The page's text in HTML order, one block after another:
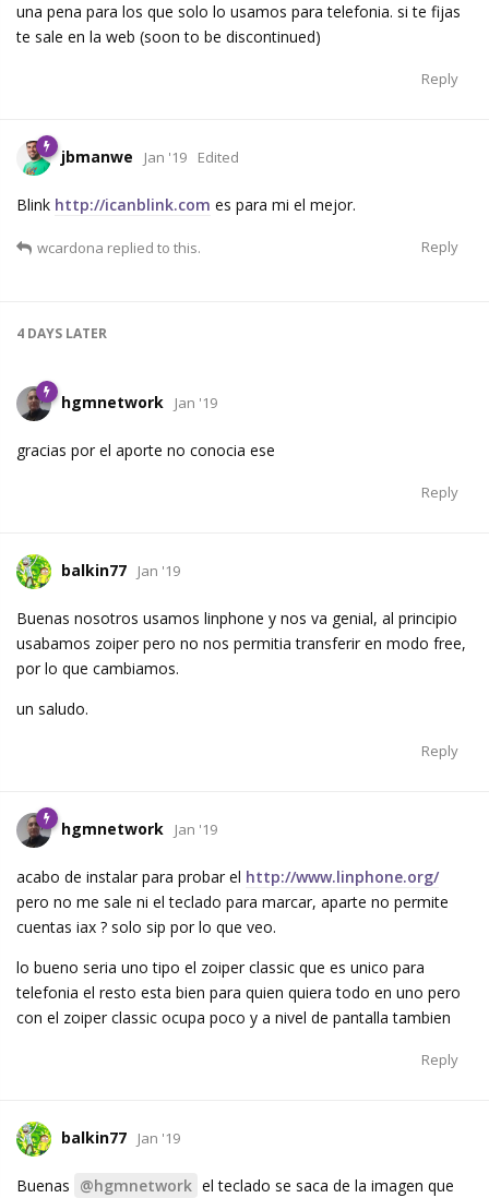
una pena para los que solo lo usamos para telefonia. si te fijas
te sale en la web (soon to be discontinued)
Reply
jbmanwe Jan '19 Edited
Blink http://icanblink.com es para mi el mejor.
Reply
wcardona replied to this.
4 DAYS LATER
hgmnetwork Jan '19
gracias por el aporte no conocia ese
Reply
balkin77 Jan '19
Buenas nosotros usamos linphone y nos va genial, al principio
usabamos zoiper pero no nos permitia transferir en modo free,
por lo que cambiamos.
un saludo.
Reply
hgmnetwork Jan '19
acabo de instalar para probar el http://www.linphone.org/
pero no me sale ni el teclado para marcar, aparte no permite
cuentas iax ? solo sip por lo que veo.
lo bueno seria uno tipo el zoiper classic que es unico para
telefonia el resto esta bien para quien quiera todo en uno pero
con el zoiper classic ocupa poco y a nivel de pantalla tambien
Reply
balkin77 Jan '19
Buenas @hgmnetwork el teclado se saca de la imagen que